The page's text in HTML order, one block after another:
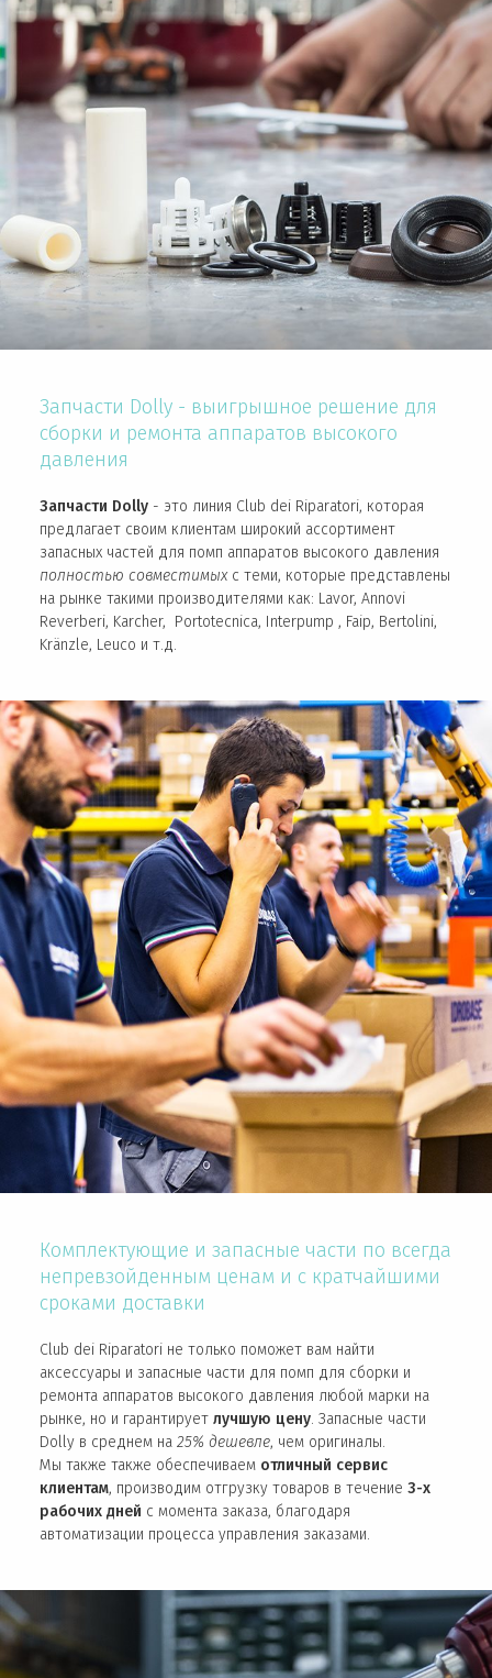
Запчасти Dolly - выигрышное решение для
сборки и ремонта аппаратов высокого
давления
Запчасти Dolly- это линия Club dei Riparatori, которая
предлагает своим клиентам широкий ассортимент
запасных частей для помп аппаратов высокого давления
полностью совместимых с теми, которые представлены
на рынке такими производителями как: Lavor, Annovi
Reverberi, Karcher, Portotecnica, Interpump , Faip, Bertolini,
Kränzle, Leuco и т.д.
Комплектующие и запасные части по всегда
непревзойденным ценам и с кратчайшими
сроками доставки
Club dei Riparatori не только поможет вам найти
аксессуары и запасные части для помп для сборки и
ремонта аппаратов высокого давления любой марки на
рынке, но и гарантируетлучшую цену. Запасные части
Dolly в среднем на 25% дешевле, чем оригиналы.
Мы также также обеспечиваем отличный сервис
клиентам, производим отгрузку товаров в течение 3-х
рабочих дней с момента заказа, благодаря
автоматизации процесса управления заказами.